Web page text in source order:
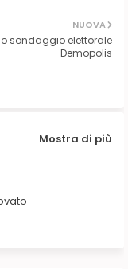
NUOVA
sondaggio elettorale
Demopolis
Mostra di più